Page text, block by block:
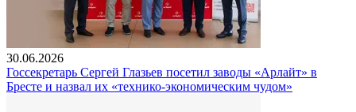
30.06.2026
Госсекретарь Сергей Глазьев посетил заводы «Арлайт» в
Бресте и назвал их «технико-экономическим чудом»